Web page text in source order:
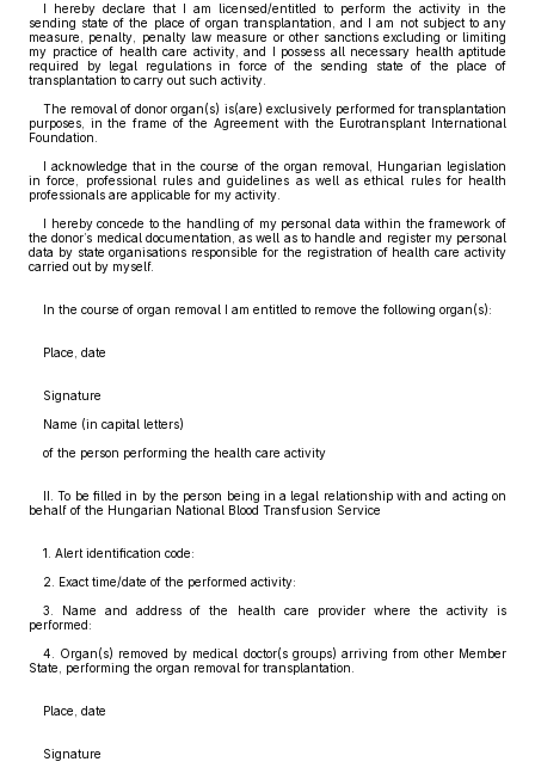
I hereby declare that I am licensed/entitled to perform the activity in the
sending state of the place of organ transplantation, and I am not subject to any
measure, penalty, penalty law measure or other sanctions excluding or limiting
my practice of health care activity, and I possess all necessary health aptitude
required by legal regulations in force of the sending state of the place of
transplantation to carry out such activity.
The removal of donor organ(s) is(are) exclusively performed for transplantation
purposes, in the frame of the Agreement with the Eurotransplant International
Foundation.
I acknowledge that in the course of the organ removal, Hungarian legislation
in force, professional rules and guidelines as well as ethical rules for health
professionals are applicable for my activity.
I hereby concede to the handling of my personal data within the framework of
the donor’s medical documentation, as well as to handle and register my personal
data by state organisations responsible for the registration of health care activity
carried out by myself.
In the course of organ removal I am entitled to remove the following organ(s):
Place, date
Signature
Name (in capital letters)
of the person performing the health care activity
II. To be filled in by the person being in a legal relationship with and acting on
behalf of the Hungarian National Blood Transfusion Service
1. Alert identification code:
2. Exact time/date of the performed activity:
3. Name and address of the health care provider where the activity is
performed:
4. Organ(s) removed by medical doctor(s groups) arriving from other Member
State, performing the organ removal for transplantation.
Place, date
Signature